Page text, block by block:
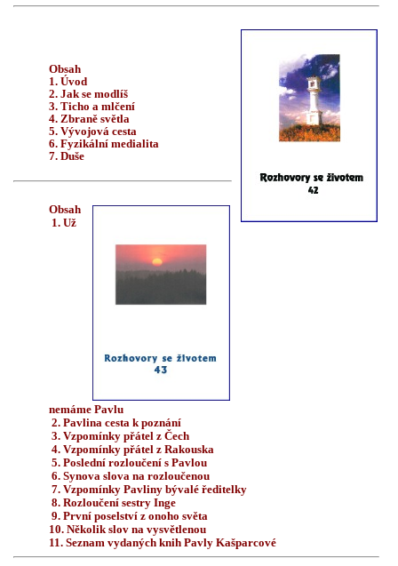
Obsah
1. Úvod
2. Jak se modlíš
3. Ticho a mlčení
4. Zbraně světla
5. Vývojová cesta
6. Fyzikální medialita
7. Duše
Obsah
1. Už
nemáme Pavlu
2. Pavlina cesta k poznání
3. Vzpomínky přátel z Čech
4. Vzpomínky přátel z Rakouska
5. Poslední rozloučení s Pavlou
6. Synova slova na rozloučenou
7. Vzpomínky Pavliny bývalé ředitelky
8. Rozloučení sestry Inge
9. První poselství z onoho světa
10. Několik slov na vysvětlenou
11. Seznam vydaných knih Pavly Kašparcové